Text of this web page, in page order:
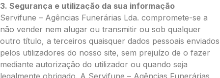
3. Segurança e utilização da sua informação
Servifune – Agências Funerárias Lda. compromete-se a
não vender nem alugar ou transmitir ou sob qualquer
outro título, a terceiros quaisquer dados pessoais enviados
pelos utilizadores do nosso site, sem prejuízo de o fazer
mediante autorização do utilizador ou quando seja
legalmente obrigado. A Servifune – Agências Funerárias